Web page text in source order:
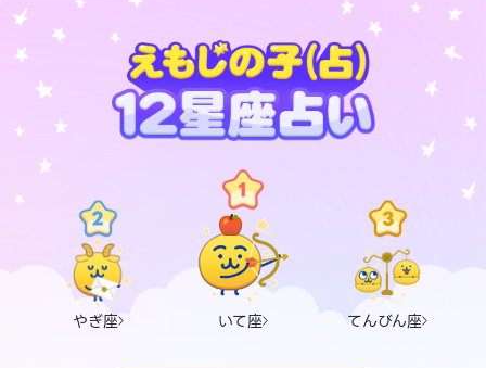
やぎ座 いて座 てんびん座